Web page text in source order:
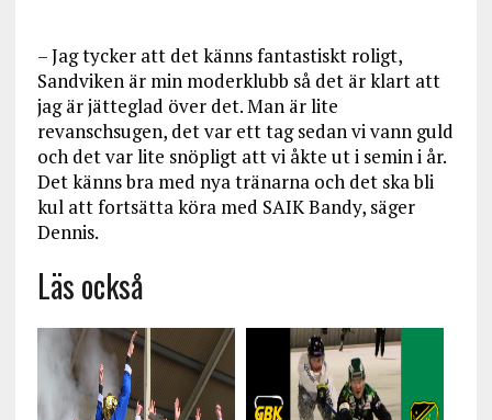
– Jag tycker att det känns fantastiskt roligt,
Sandviken är min moderklubb så det är klart att
jag är jätteglad över det. Man är lite
revanschsugen, det var ett tag sedan vi vann guld
och det var lite snöpligt att vi åkte ut i semin i år.
Det känns bra med nya tränarna och det ska bli
kul att fortsätta köra med SAIK Bandy, säger
Dennis.
Läs också